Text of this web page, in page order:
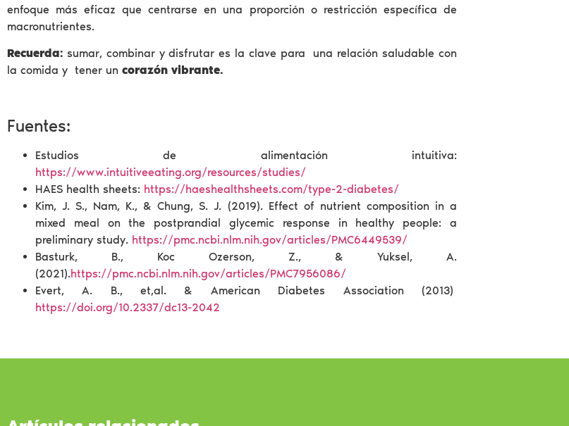
enfoque más eficaz que centrarse en una proporción o restricción específica de
macronutrientes.
Recuerda: sumar, combinar y disfrutar es la clave para una relación saludable con
la comida y tener un corazón vibrante.
Fuentes:
Estudios de alimentación intuitiva:
https://www.intuitiveeating.org/resources/studies/
HAES health sheets: https://haeshealthsheets.com/type-2-diabetes/
Kim, J. S., Nam, K., & Chung, S. J. (2019). Effect of nutrient composition in a
mixed meal on the postprandial glycemic response in healthy people: a
preliminary study. https://pmc.ncbi.nlm.nih.gov/articles/PMC6449539/
Basturk, B., Koc Ozerson, Z., & Yuksel, A.
(2021).https://pmc.ncbi.nlm.nih.gov/articles/PMC7956086/
Evert, A. B., et,al. & American Diabetes Association (2013)
https://doi.org/10.2337/dc13-2042